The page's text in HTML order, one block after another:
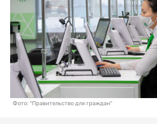
Фото: "Правительство для граждан"